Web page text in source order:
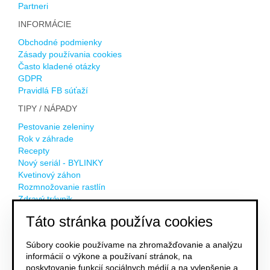
Partneri
INFORMÁCIE
Obchodné podmienky
Zásady používania cookies
Často kladené otázky
GDPR
Pravidlá FB súťaží
TIPY / NÁPADY
Pestovanie zeleniny
Rok v záhrade
Recepty
Nový seriál - BYLINKY
Kvetinový záhon
Rozmnožovanie rastlín
Zdravý trávnik
Ovocná záhrada
NOVINKY NA EMAIL
Táto stránka používa cookies
Súbory cookie používame na zhromažďovanie a analýzu
informácií o výkone a používaní stránok, na
poskytovanie funkcií sociálnych médií a na vylepšenie a